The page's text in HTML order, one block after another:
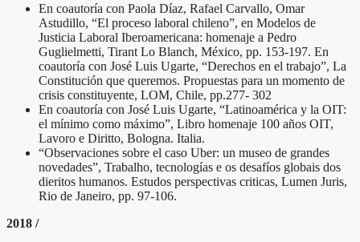
En coautoría con Paola Díaz, Rafael Carvallo, Omar
Astudillo, “El proceso laboral chileno”, en Modelos de
Justicia Laboral Iberoamericana: homenaje a Pedro
Guglielmetti, Tirant Lo Blanch, México, pp. 153-197. En
coautoría con José Luis Ugarte, “Derechos en el trabajo”, La
Constitución que queremos. Propuestas para un momento de
crisis constituyente, LOM, Chile, pp.277- 302
En coautoría con José Luis Ugarte, “Latinoamérica y la OIT:
el mínimo como máximo”, Libro homenaje 100 años OIT,
Lavoro e Diritto, Bologna. Italia.
“Observaciones sobre el caso Uber: un museo de grandes
novedades”, Trabalho, tecnologías e os desafíos globais dos
dieritos humanos. Estudos perspectivas criticas, Lumen Juris,
Rio de Janeiro, pp. 97-106.
2018 /